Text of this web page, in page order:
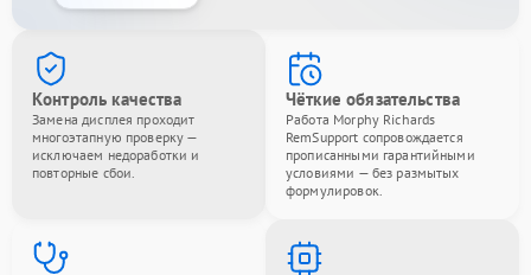
Контроль качества
Замена дисплея проходит
многоэтапную проверку —
исключаем недоработки и
повторные сбои.
Чёткие обязательства
Работа Morphy Richards
RemSupport сопровождается
прописанными гарантийными
условиями — без размытых
формулировок.